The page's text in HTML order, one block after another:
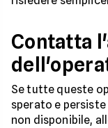
Contatta
Se tutte queste
sperato e
non disponibile,